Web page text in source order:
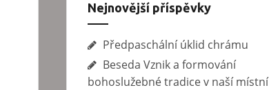
Nejnovější příspěvky
Předpaschální úklid chrámu
Beseda Vznik a formování
bohoslužebné tradice v naší místní